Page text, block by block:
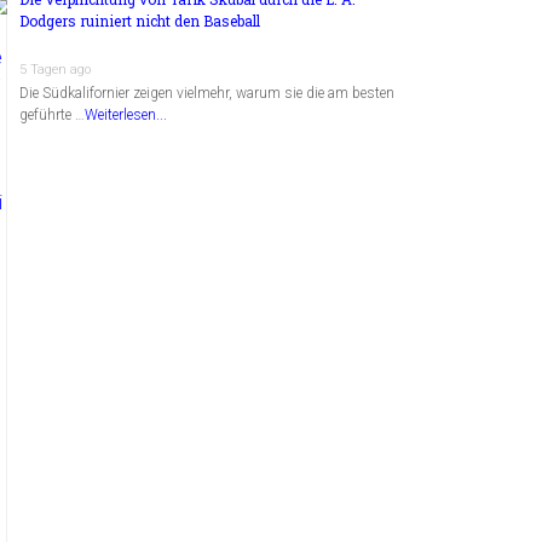
Dodgers ruiniert nicht den Baseball
5 Tagen ago
Die Südkalifornier zeigen vielmehr, warum sie die am besten
geführte …Weiterlesen...